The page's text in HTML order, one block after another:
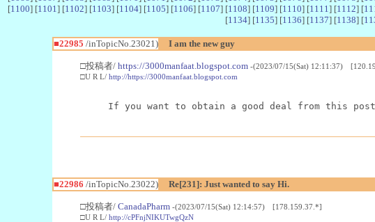
[1100] [1101 ] [1102] [1103] [1104] [1105] [1106] [1107] [1108] [1109] [1110] [1111 ] [1112] [
[1134] [1135] [1136] [1137] [1138] [
■22985 /inTopicNo.23021) I am the new guy
□投稿者/ https://3000manfaat.blogspot.com -(2023/07/15(Sat) 12:11:37)
□U R L/ http://https://3000manfaat.blogspot.com
If you want to obtain a good deal from this
■22986 /inTopicNo.23022) Re[231]: Just wanted to say Hi.
□投稿者/ CanadaPharm -(2023/07/15(Sat) 12:14:57) [178.159.37.*]
□U R L/ http://cPFnjNIKUTwgQzN